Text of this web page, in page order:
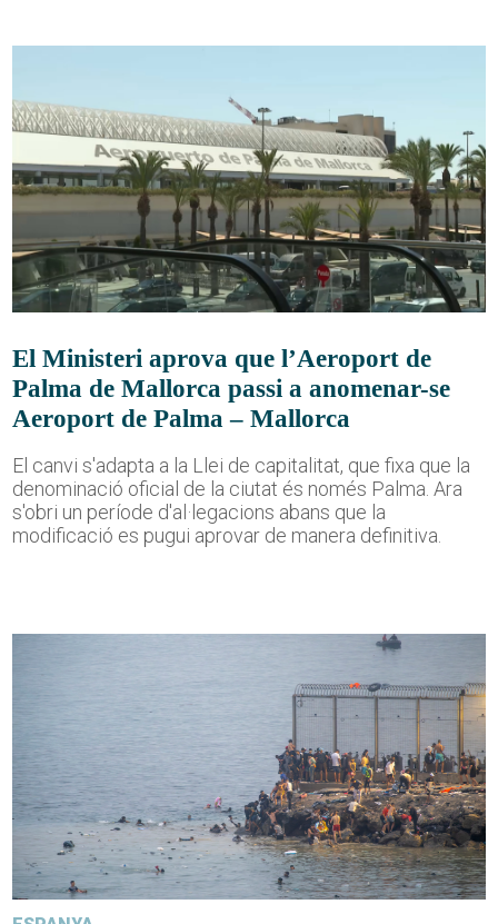
El Ministeri aprova que l’Aeroport de
Palma de Mallorca passi a anomenar-se
Aeroport de Palma – Mallorca
El canvi s'adapta a la Llei de capitalitat, que fixa que la
denominació oficial de la ciutat és només Palma. Ara
s'obri un període d'al·legacions abans que la
modificació es pugui aprovar de manera definitiva.